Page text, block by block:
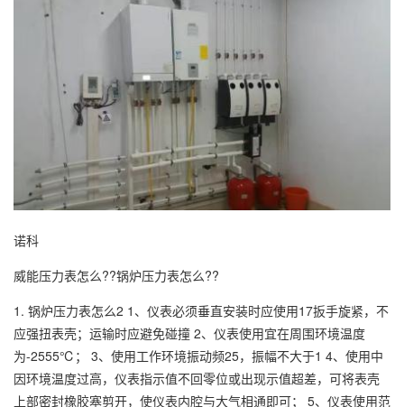
诺科
威能压力表怎么??锅炉压力表怎么??
1. 锅炉压力表怎么2 1、仪表必须垂直安装时应使用17扳手旋紧，不
应强扭表壳；运输时应避免碰撞 2、仪表使用宜在周围环境温度
为-2555℃； 3、使用工作环境振动频25，振幅不大于1 4、使用中
因环境温度过高，仪表指示值不回零位或出现示值超差，可将表壳
上部密封橡胶塞剪开，使仪表内腔与大气相通即可； 5、仪表使用范